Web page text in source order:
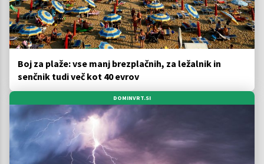
Boj za plaže: vse manj brezplačnih, za ležalnik in
senčnik tudi več kot 40 evrov
DOMINVRT.SI